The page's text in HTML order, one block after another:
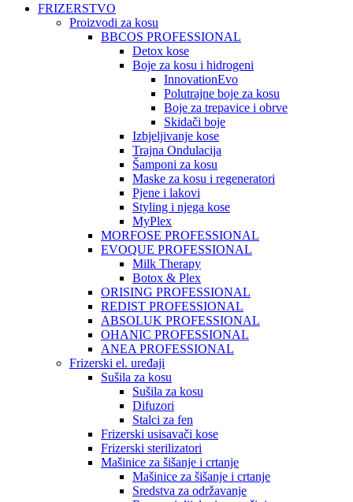
FRIZERSTVO
Proizvodi za kosu
BBCOS PROFESSIONAL
Detox kose
Boje za kosu i hidrogeni
InnovationEvo
Polutrajne boje za kosu
Boje za trepavice i obrve
Skidači boje
Izbjeljivanje kose
Trajna Ondulacija
Šamponi za kosu
Maske za kosu i regeneratori
Pjene i lakovi
Styling i njega kose
MyPlex
MORFOSE PROFESSIONAL
EVOQUE PROFESSIONAL
Milk Therapy
Botox & Plex
ORISING PROFESSIONAL
REDIST PROFESSIONAL
ABSOLUK PROFESSIONAL
OHANIC PROFESSIONAL
ANEA PROFESSIONAL
Frizerski el. uređaji
Sušila za kosu
Sušila za kosu
Difuzori
Stalci za fen
Frizerski usisavači kose
Frizerski sterilizatori
Mašinice za šišanje i crtanje
Mašinice za šišanje i crtanje
Sredstva za održavanje